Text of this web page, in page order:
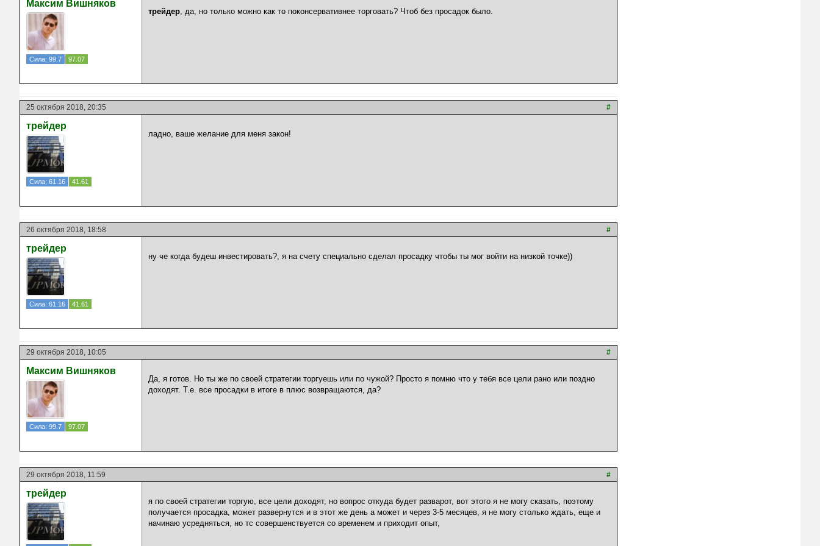
Максим Вишняков
Сила: 99.7 97.07
трейдер, да, но только можно как то поконсервативнее торговать? Чтоб без просадок было.
25 октября 2018, 20:35 #
трейдер
Сила: 61.16 41.61
ладно, ваше желание для меня закон!
26 октября 2018, 18:58 #
трейдер
Сила: 61.16 41.61
ну че когда будеш инвестировать?, я на счету специально сделал просадку чтобы ты мог войти на низкой точке))
29 октября 2018, 10:05 #
Максим Вишняков
Сила: 99.7 97.07
Да, я готов. Но ты же по своей стратегии торгуешь или по чужой? Просто я помню что у тебя все цели рано или поздно
доходят. Т.е. все просадки в итоге в плюс возвращаются, да?
29 октября 2018, 11:59 #
трейдер
я по своей стратегии торгую, все цели доходят, но вопрос откуда будет разварот, вот этого я не могу сказать, поэтому
получается просадка, может развернутся и в этот же день а может и через 3-5 месяцев, я не могу столько ждать, еще и
начинаю усредняться, но тс совершенствуется со временем и приходит опыт,